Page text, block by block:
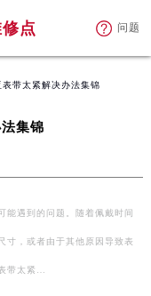
点 问题
带太紧解决办法集锦
集锦
能遇到的问题。随着佩戴时间
寸，或者由于其他原因导致表
带太紧…